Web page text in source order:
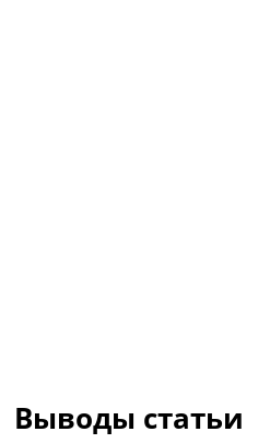
Выводы статьи